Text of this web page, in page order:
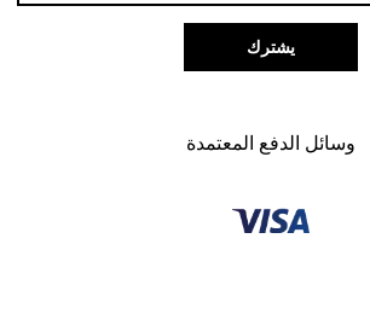
يشترك
وسائل الدفع المعتمدة